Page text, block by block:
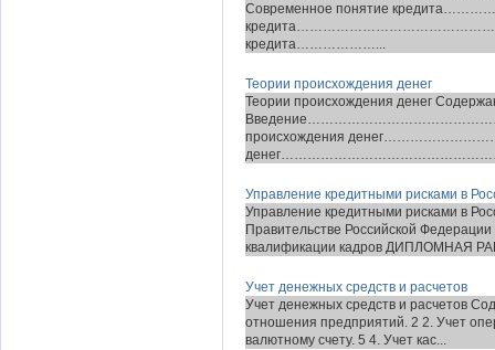
Современное понятие
кредита………………...
Теории происхождения денег
Теории происхождения денег
происхождения
Управление кредитными рисками в
Управление кредитными рисками в
Правительстве Российской
квалификации кадров ДИПЛОМНАЯ
Учет денежных средств и расчетов
Учет денежных средств и расчетов
отношения предприятий. 2 2. Учет
валютному счету. 5 4. Учет кас...